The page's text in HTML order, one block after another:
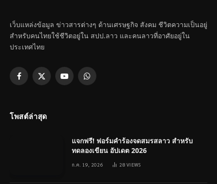
เว็บแหล่งข้อมูล ข่าวสารต่างๆ ด้านเศรษฐกิจ สังคม ชีวิตความเป็นอยู่
สำหรับคนไทยใช้ชีวิตอยู่ใน สปป.ลาว และคนลาวที่อาศัยอยู่ใน
ประเทศไทย
Facebook
X
YouTubeWhatsApp
โพสต์ล่าสุด
แจกฟรี! ฟอร์มคำร้องจดสมรสลาว สำหรับ
ทดลองเขียน อัปเดต 2026
ก.ค. 19, 2026 28VIEWS